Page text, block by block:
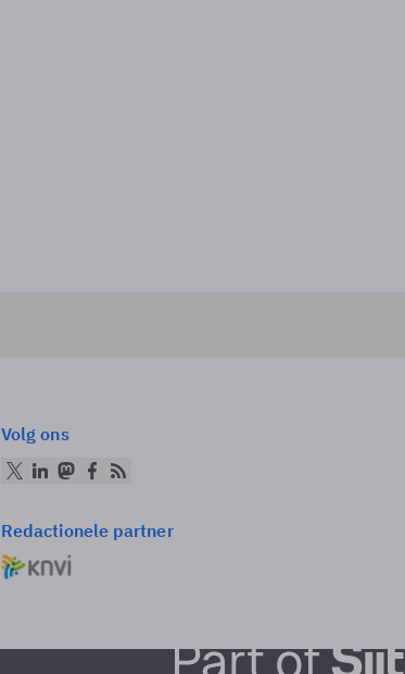
Volg ons
Redactionele partner